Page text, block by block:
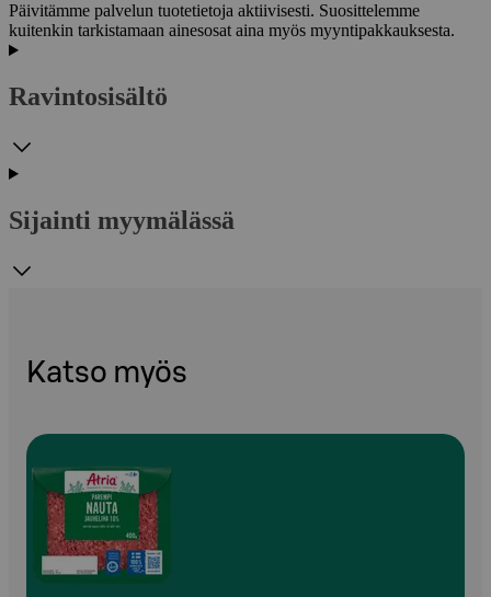
Päivitämme palvelun tuotetietoja aktiivisesti. Suosittelemme
kuitenkin tarkistamaan ainesosat aina myös myyntipakkauksesta.
Ravintosisältö
Sijainti myymälässä
Katso myös